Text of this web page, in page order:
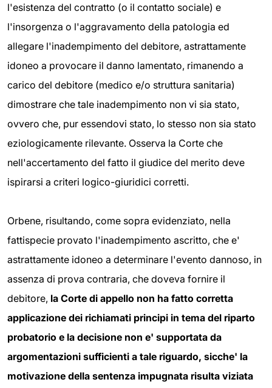
l'esistenza del contratto (o il contatto sociale) e
l'insorgenza o l'aggravamento della patologia ed
allegare l'inadempimento del debitore, astrattamente
idoneo a provocare il danno lamentato, rimanendo a
carico del debitore (medico e/o struttura sanitaria)
dimostrare che tale inadempimento non vi sia stato,
ovvero che, pur essendovi stato, lo stesso non sia stato
eziologicamente rilevante. Osserva la Corte che
nell'accertamento del fatto il giudice del merito deve
ispirarsi a criteri logico-giuridici corretti.
Orbene, risultando, come sopra evidenziato, nella
fattispecie provato l'inadempimento ascritto, che e'
astrattamente idoneo a determinare l'evento dannoso, in
assenza di prova contraria, che doveva fornire il
debitore, la Corte di appello non ha fatto corretta
applicazione dei richiamati principi in tema del riparto
probatorio e la decisione non e' supportata da
argomentazioni sufficienti a tale riguardo, sicche' la
motivazione della sentenza impugnata risulta viziata